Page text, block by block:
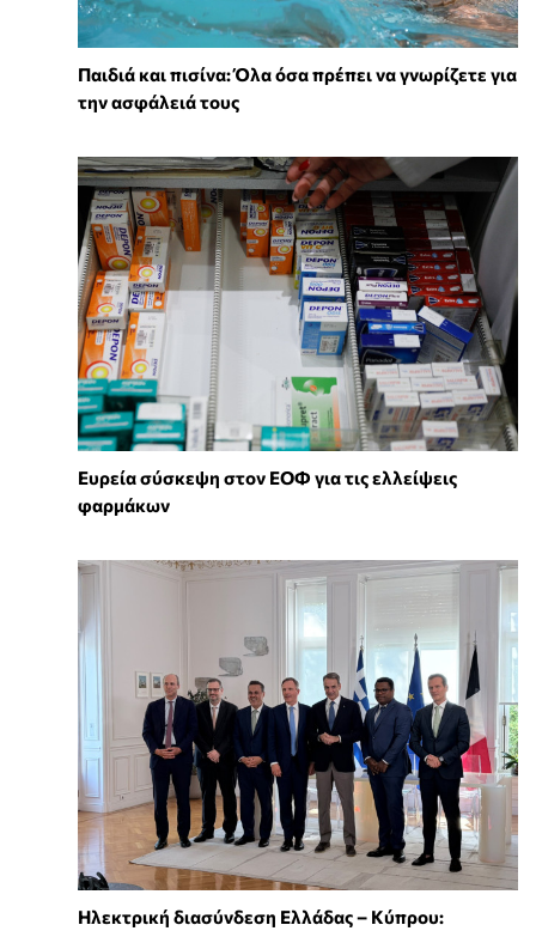
Παιδιά και πισίνα: Όλα όσα πρέπει να γνωρίζετε για
την ασφάλειά τους
Ευρεία σύσκεψη στον ΕΟΦ για τις ελλείψεις
φαρμάκων
Ηλεκτρική διασύνδεση Ελλάδας – Κύπρου: